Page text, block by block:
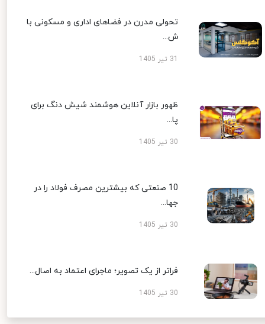
تحولی مدرن در فضاهای اداری و مسکونی با
ش...
ظهور بازار آنلاین هوشمند شیش دنگ برای
پا...
30 تیر 1405
10 صنعتی که بیشترین مصرف فولاد را در
جها...
30 تیر 1405
فراتر از یک تصویر؛ ماجرای اعتماد به اصال...
30 تیر 1405